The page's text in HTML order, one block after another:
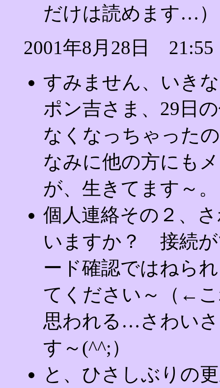
だけは読めます…）
2001年8月28日 21:55
すみません、いき
ポン吉さま、29日
なくなっちゃった
なみに他の方にも
が、生きてます～。
個人連絡その２、
いますか？ 接続が
ード確認ではねら
てください～（←
思われる…さわい
す～(^^;）
と、ひさしぶりの